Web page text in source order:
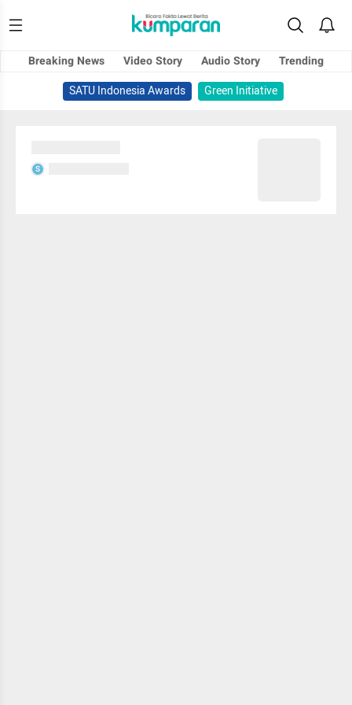
Breaking News Video Story Audio Story
Trending
SATU Indonesia Awards
Green Initiative
S